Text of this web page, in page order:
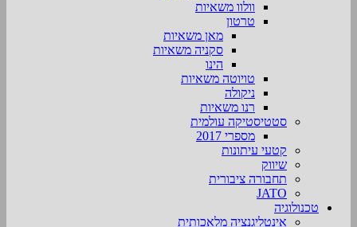
וולוו משאיות
טרטון
מאן משאיות
סקניה משאיות
הינו
טויוטה משאיות
ניקולה
רנו משאיות
סטטיסטיקה עולמית
מספרי 2017
קטעי עיתונות
שיווק
תחבורה ציבורית
JATO
טכנולוגיה
אינטליגנציה מלאכותית